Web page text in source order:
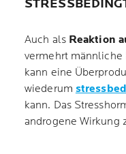
Auch als Reaktion
vermehrt männliche
kann eine
wiederum
kann. Das
androgene Wirkung